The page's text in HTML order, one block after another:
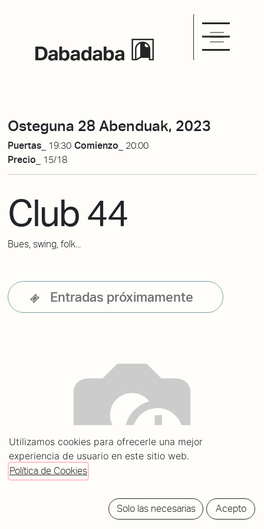
Osteguna 28 Abenduak, 2023
Puertas_ 19:30 Comienzo_ 20:00
Precio_
15/18
Club 44
Bues, swing, folk...
Entradas próximamente
Utilizamos cookies para ofrecerle una mejor
experiencia de usuario en este sitio web.
Política de Cookies
Solo las necesarias Acepto